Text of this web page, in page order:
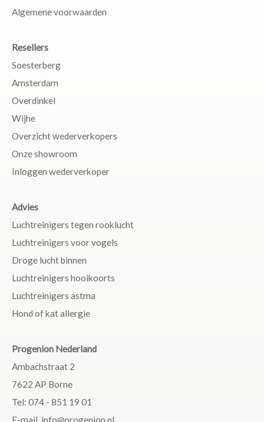
Algemene voorwaarden
Resellers
Soesterberg
Amsterdam
Overdinkel
Wijhe
Overzicht wederverkopers
Onze showroom
Inloggen wederverkoper
Advies
Luchtreinigers tegen rooklucht
Luchtreinigers voor vogels
Droge lucht binnen
Luchtreinigers hooikoorts
Luchtreinigers astma
Hond of kat allergie
Progenion Nederland
Ambachstraat 2
7622 AP Borne
Tel: 074 - 851 19 01
E-mail. info@progenion.nl